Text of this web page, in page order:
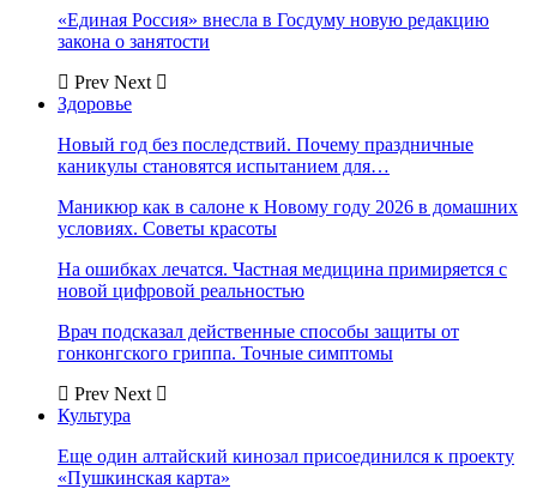
«Единая Россия» внесла в Госдуму новую редакцию
закона о занятости
Prev Next
Здоровье
Новый год без последствий. Почему праздничные
каникулы становятся испытанием для…
Маникюр как в салоне к Новому году 2026 в домашних
условиях. Советы красоты
На ошибках лечатся. Частная медицина примиряется с
новой цифровой реальностью
Врач подсказал действенные способы защиты от
гонконгского гриппа. Точные симптомы
Prev Next
Культура
Еще один алтайский кинозал присоединился к проекту
«Пушкинская карта»